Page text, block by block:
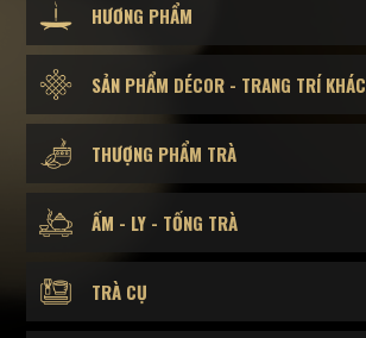
HƯƠNG PHẨM
SẢN PHẨM DÉCOR - TRANG TRÍ KHÁC
THƯỢNG PHẨM TRÀ
ẤM - LY - TỐNG TRÀ
TRÀ CỤ